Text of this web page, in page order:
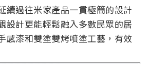
續過往米家產品一貫極簡的設計
設計更能輕鬆融入多數民眾的居
感漆和雙塗雙烤噴塗工藝，有效